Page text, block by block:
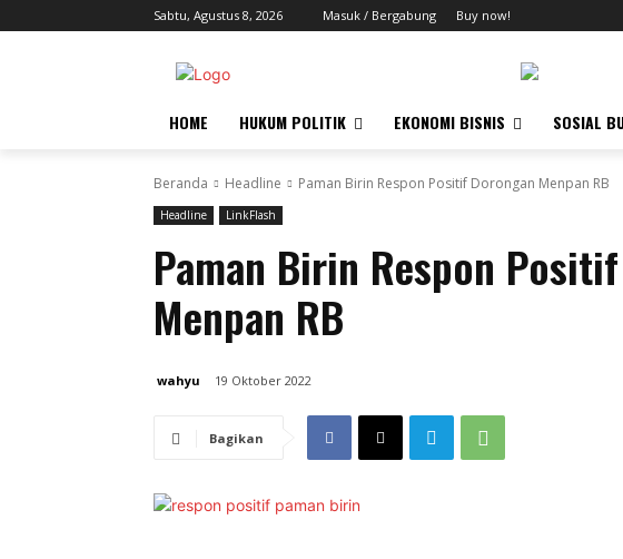
Sabtu, Agustus 8, 2026 Masuk / Bergabung Buy now!
HOME HUKUM POLITIK EKONOMI BISNIS SOSIAL
Beranda Headline Paman Birin Respon Positif Dorongan Menpan RB
Headline LinkFlash
Paman Birin Respon
Menpan RB
wahyu 19 Oktober 2022
Bagikan